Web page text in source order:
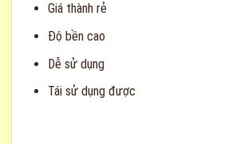
Giá thành rẻ
Độ bền cao
Dễ sử dụng
Tái sử dụng được